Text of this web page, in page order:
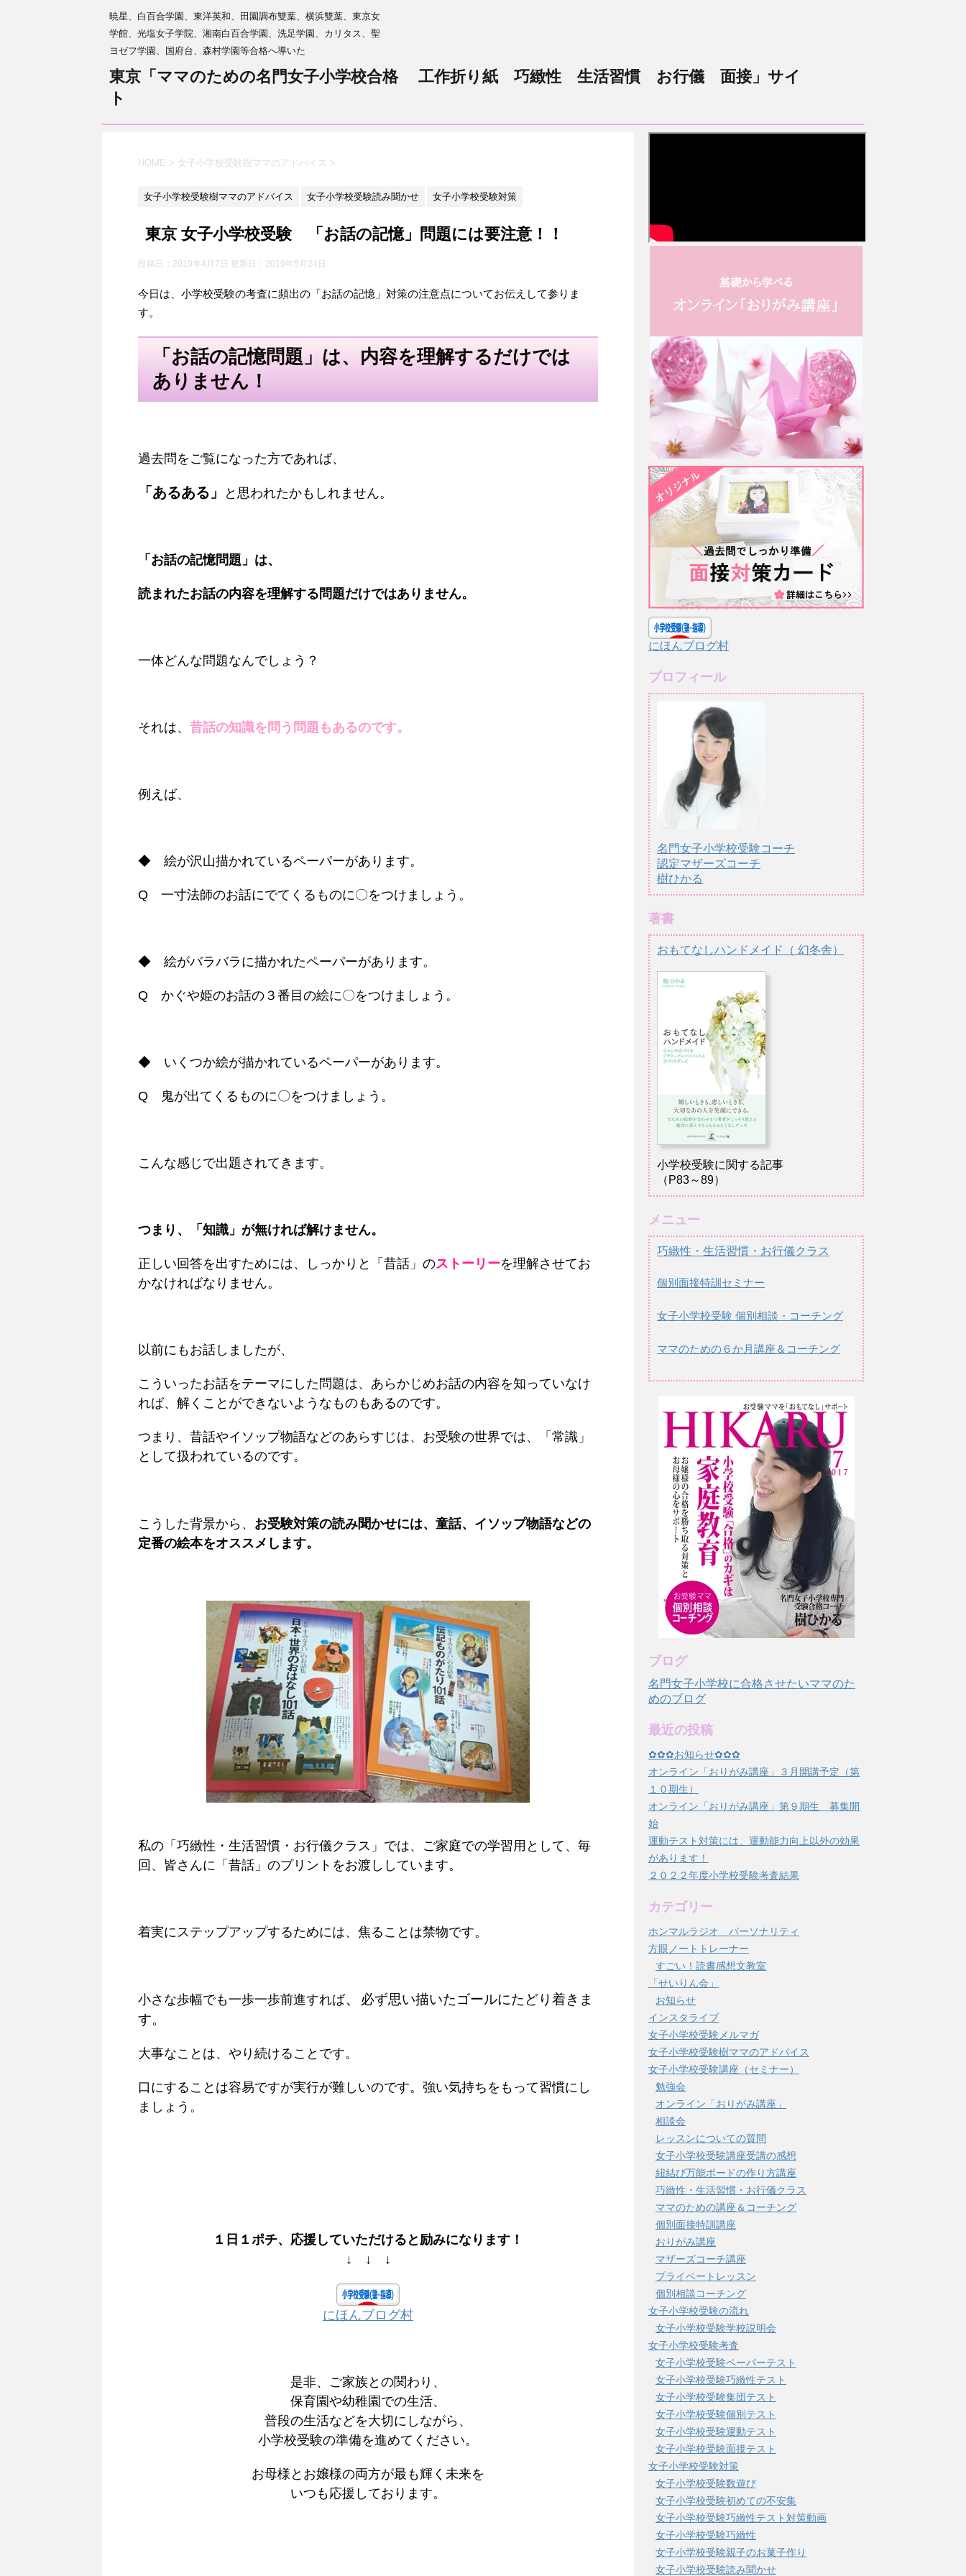
暁星、白百合学園、東洋英和、田園調布雙葉、横浜雙葉、東京女
学館、光塩女子学院、湘南白百合学園、洗足学園、カリタス、聖
ヨゼフ学園、国府台、森村学園等合格へ導いた
東京「ママのための名門女子小学校合格 工作折り紙 巧緻性 生活習慣 お行儀 面接」サイ
ト
HOME > 女子小学校受験樹ママのアドバイス >
女子小学校受験樹ママのアドバイス 女子小学校受験読み聞かせ 女子小学校受験対策
東京 女子小学校受験 「お話の記憶」問題には要注意！！
投稿日：2019年4月7日 更新日： 2019年5月24日
今日は、小学校受験の考査に頻出の「お話の記憶」対策の注意点についてお伝えして参りま
す。
「お話の記憶問題」は、内容を理解するだけでは
ありません！
過去問をご覧になった方であれば、
「あるある」 と思われたかもしれません。
「お話の記憶問題」は、
読まれたお話の内容を理解する問題だけではありません。
一体どんな問題なんでしょう？
それは、 昔話の知識を問う問題もあるのです。
例えば、
◆ 絵が沢山描かれているペーパーがあります。
Q 一寸法師のお話にでてくるものに〇をつけましょう。
◆ 絵がバラバラに描かれたペーパーがあります。
Q かぐや姫のお話の３番目の絵に〇をつけましょう。
◆ いくつか絵が描かれているペーパーがあります。
Q 鬼が出てくるものに〇をつけましょう。
こんな感じで出題されてきます。
つまり、「知識」が無ければ解けません。
正しい回答を出すためには、 しっかりと「昔話」のストーリーを理解させてお
かなければなりません。
以前にもお話しましたが、
こういったお話をテーマにした問題は、あらかじめお話の内容を知っていなけ
れば、解くことができないようなものもあるのです。
つまり、昔話やイソップ物語などのあらすじは、お受験の世界では、「常識」
として扱われているのです。
こうした背景から、 お受験対策の読み聞かせには、童話、イソップ物語などの
定番の絵本をオススメします。
私の「巧緻性・生活習慣・お行儀クラス」では、ご家庭での学習用として、毎
回、皆さんに「昔話」のプリントをお渡ししています。
着実にステップアップするためには、焦ることは禁物です。
小さな歩幅でも一歩一歩前進すれば、
必ず思い描いたゴールにたどり着きま
す。
大事なことは、やり続けることです。
口にすることは容易ですが実行が難しいのです。強い気持ちをもって習慣にし
ましょう。
１日１ポチ、応援していただけると励みになります！
↓ ↓ ↓
にほんブログ村
是非、ご家族との関わり、
保育園や幼稚園での生活、
普段の生活などを大切にしながら、
小学校受験の準備を進めてください。
お母様とお嬢様の両方が最も輝く未来を
いつも応援しております。
にほんブログ村
プロフィール
名門女子小学校受験コーチ
認定マザーズコーチ
樹ひかる
著書
おもてなしハンドメイド（ 幻冬舎）
小学校受験に関する記事
（P83～89）
メニュー
巧緻性・生活習慣・お行儀クラス
個別面接特訓セミナー
女子小学校受験 個別相談・コーチング
ママのための６か月講座＆コーチング
ブログ
名門女子小学校に合格させたいママのた
めのブログ
最近の投稿
✿✿✿お知らせ✿✿✿
オンライン「おりがみ講座」３月開講予定（第
１０期生）
オンライン「おりがみ講座」第９期生 募集開
始
運動テスト対策には、運動能力向上以外の効果
があります！
２０２２年度小学校受験考査結果
カテゴリー
ホンマルラジオ パーソナリティ
方眼ノートトレーナー
すごい！読書感想文教室
「せいりん会」
お知らせ
インスタライブ
女子小学校受験メルマガ
女子小学校受験樹ママのアドバイス
女子小学校受験講座（セミナー）
勉強会
オンライン「おりがみ講座」
相談会
レッスンについての質問
女子小学校受験講座受講の感想
紐結び万能ボードの作り方講座
巧緻性・生活習慣・お行儀クラス
ママのための講座＆コーチング
個別面接特訓講座
おりがみ講座
マザーズコーチ講座
プライベートレッスン
個別相談コーチング
女子小学校受験の流れ
女子小学校受験学校説明会
女子小学校受験考査
女子小学校受験ペーパーテスト
女子小学校受験巧緻性テスト
女子小学校受験集団テスト
女子小学校受験個別テスト
女子小学校受験運動テスト
女子小学校受験面接テスト
女子小学校受験対策
女子小学校受験数遊び
女子小学校受験初めての不安集
女子小学校受験巧緻性テスト対策動画
女子小学校受験巧緻性
女子小学校受験親子のお菓子作り
女子小学校受験読み聞かせ